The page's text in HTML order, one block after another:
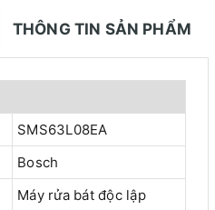
THÔNG TIN SẢN PHẨM
SMS63L08EA
Bosch
Máy rửa bát độc lập